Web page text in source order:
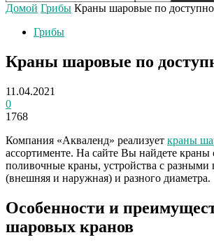
Домой Грибы Краны шаровые по
Грибы
Краны шаровые по
11.04.2021
0
1768
Компания «Акваленд» реализует краны
ассортименте. На сайте Вы найдете краны
поливочные краны, устройства с разными
(внешняя и наружная) и разного диаметра.
Особенности и
шаровых кранов